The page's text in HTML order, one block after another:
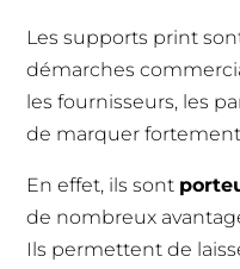
Les supports print
démarches
les fournisseurs, les
de marquer
En effet, ils sont
de nombreux
Ils permettent de